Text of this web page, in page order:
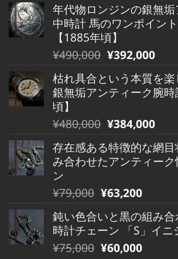
価
格
は
¥880,000
で
し
た。
の
価
格
は
¥880,000
で
す。
年代物ロンジンの銀無
中時計 馬のワンポイン
【1885年頃】
元
価
格
は
¥490,000
で
し
た。
¥490,000 現
の
価
は
¥490,000
で
す。
¥392,000
枯れ具合という本質を
銀無垢アンティーク腕
頃】
元
価
格
は
¥480,000
で
し
た。
¥480,000 現
の
価
は
¥480,000
で
す。
¥384,000
存在感ある特徴的な網
み合わせたアンティー
ン
元
価
格
は
¥79,000 現
の
価
格
¥63,200
鈍い色合いと黒の組み
時計チェーン 「S」イニ
元
¥75,000 現
¥60,000